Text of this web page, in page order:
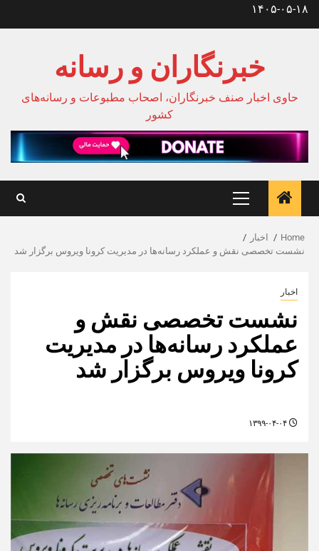
Skip۱۴۰۵-۰۵-۱۸
خبرنگاران و رسانه
حاوی اخبار صنف خبرنگاران، اصحاب مطبوعات و رسانه‌های
کشور
Primary
Menu
Home
اخبار
نشست تخصصی نقش و عملکرد رسانه‌ها در مدیریت کرونا ویروس برگزار شد
اخبار
نشست تخصصی نقش و
عملکرد رسانه‌ها در مدیریت
کرونا ویروس برگزار شد